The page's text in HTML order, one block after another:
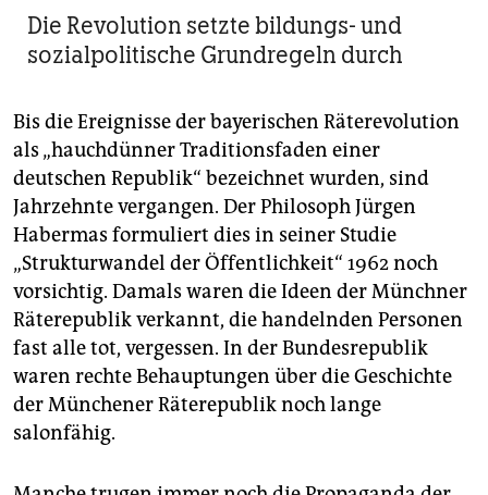
Die Revolution setzte bildungs- und
sozialpolitische Grundregeln durch
Bis die Ereignisse der bayerischen Räterevolution
als „hauchdünner Traditions­faden einer
deutschen Republik“ bezeichnet wurden, sind
Jahrzehnte vergangen. Der Philosoph Jürgen
Habermas formuliert dies in seiner Studie
„Strukturwandel der Öffentlichkeit“ 1962 noch
vorsichtig. Damals waren die Ideen der Münchner
Räterepublik verkannt, die handelnden Personen
fast alle tot, vergessen. In der Bundesrepublik
waren rechte Behauptungen über die Geschichte
der Münchener Räterepublik noch lange
salonfähig.